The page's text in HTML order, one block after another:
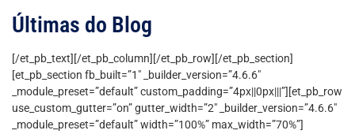
Últimas do Blog
[/et_pb_text][/et_pb_column][/et_pb_row][/et_pb_section]
[et_pb_section fb_built=”1″ _builder_version=”4.6.6″
_module_preset=”default” custom_padding=”4px||0px|||”][et_pb_row
use_custom_gutter=”on” gutter_width=”2″ _builder_version=”4.6.6″
_module_preset=”default” width=”100%” max_width=”70%”]